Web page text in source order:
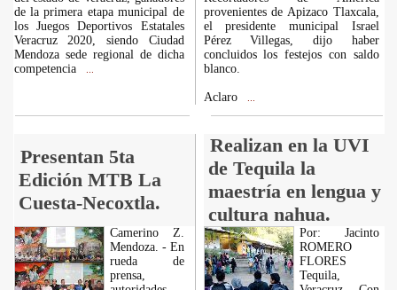
de la primera etapa municipal de
los Juegos Deportivos Estatales
Veracruz 2020, siendo Ciudad
Mendoza sede regional de dicha
competencia
provenientes de Apizaco Tlaxcala,
el presidente municipal Israel
Pérez Villegas, dijo haber
concluidos los festejos con saldo
blanco.
Aclaro
Presentan 5ta
Edición MTB La
Cuesta-Necoxtla.
Realizan en la UVI
de Tequila la
maestría en lengua y
cultura nahua.
Camerino Z.
Mendoza. - En
rueda de
prensa,
Por: Jacinto
ROMERO
FLORES
Tequila,